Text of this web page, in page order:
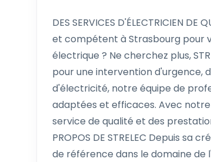
DES SERVICES D'ÉLECTRICIEN
et compétent à Strasbourg pour
électrique ? Ne cherchez plus,
pour une intervention d'urgence,
d'électricité, notre équipe de
adaptées et efficaces. Avec
service de qualité et des
PROPOS DE STRELEC Depuis sa
de référence dans le domaine de